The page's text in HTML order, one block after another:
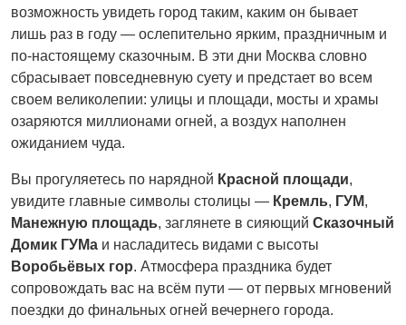
возможность увидеть город таким, каким он бывает
лишь раз в году — ослепительно ярким, праздничным и
по-настоящему сказочным. В эти дни Москва словно
сбрасывает повседневную суету и предстает во всем
своем великолепии: улицы и площади, мосты и храмы
озаряются миллионами огней, а воздух наполнен
ожиданием чуда.
Вы прогуляетесь по нарядной Красной площади,
увидите главные символы столицы — Кремль, ГУМ,
Манежную площадь, заглянете в сияющий Сказочный
Домик ГУМа и насладитесь видами с высоты
Воробьёвых гор. Атмосфера праздника будет
сопровождать вас на всём пути — от первых мгновений
поездки до финальных огней вечернего города.